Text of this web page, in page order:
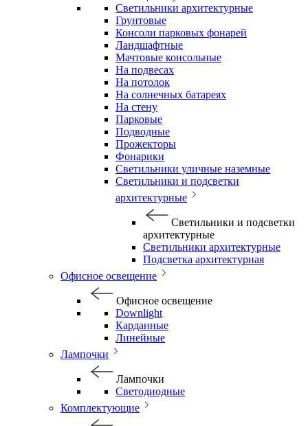
Светильники архитектурные
Грунтовые
Консоли парковых фонарей
Ландшафтные
Мачтовые консольные
На подвесах
На потолок
На солнечных батареях
На стену
Парковые
Подводные
Прожекторы
Фонарики
Светильники уличные наземные
Светильники и подсветки
архитектурные
Светильники и подсветки
архитектурные
Светильники архитектурные
Подсветка архитектурная
Офисное освещение
Офисное освещение
Downlight
Карданные
Линейные
Лампочки
Лампочки
Светодиодные
Комплектующие